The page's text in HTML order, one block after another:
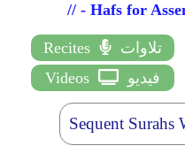
Recites تلاوات
Videos
فيديو